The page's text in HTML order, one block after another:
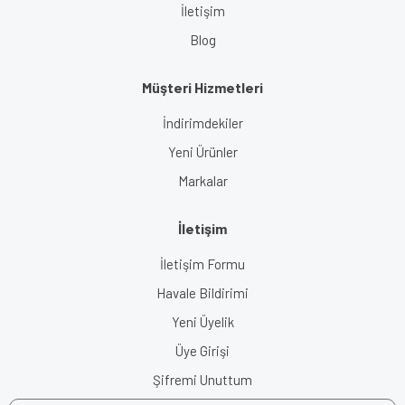
İletişim
Blog
Müşteri Hizmetleri
İndirimdekiler
Yeni Ürünler
Markalar
İletişim
İletişim Formu
Havale Bildirimi
Yeni Üyelik
Üye Girişi
Şifremi Unuttum